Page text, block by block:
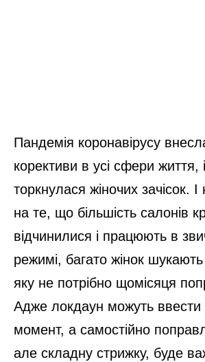
Пандемія коронавірусу
корективи в усі сфери життя,
торкнулася жіночих зачісок.
на те, що більшість салонів
відчинилися і працюють в
режимі, багато жінок шукають
яку не потрібно щомісяця
Адже локдаун можуть ввести
момент, а самостійно
але складну стрижку, буде